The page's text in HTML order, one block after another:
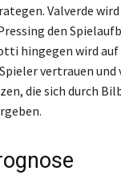
Valverde
den
hingegen wird auf
vertrauen und
die sich durch